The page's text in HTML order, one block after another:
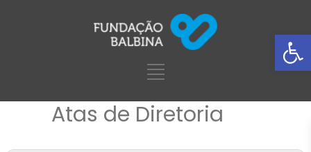
Atas de Diretoria